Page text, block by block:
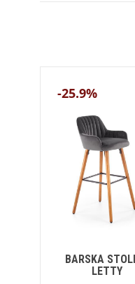
-25.9%
BARSKA
LETTY